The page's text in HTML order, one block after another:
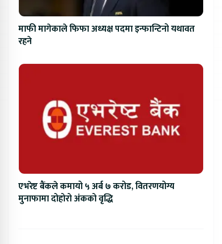
माफी मागेकाले फिफा अध्यक्ष पदमा इन्फान्टिनो यथावत
रहने
एभरेष्ट बैंकले कमायो ५ अर्ब ७ करोड, वितरणयोग्य
मुनाफामा दोहोरो अंकको वृद्धि